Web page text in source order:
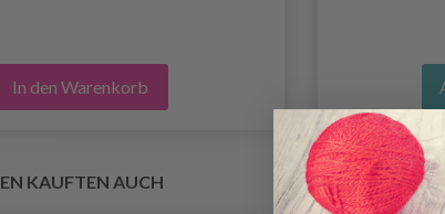
In den Warenkorb
KAUFTEN AUCH